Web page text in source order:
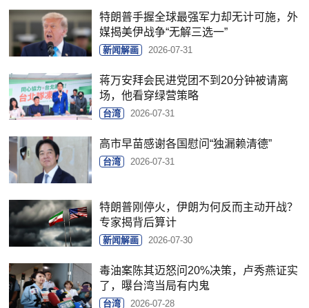
特朗普手握全球最强军力却无计可施，外
媒揭美伊战争“无解三选一”
新闻解画 2026-07-31
蒋万安拜会民进党团不到20分钟被请离
场，他看穿绿营策略
台湾 2026-07-31
高市早苗感谢各国慰问“独漏赖清德”
台湾 2026-07-31
特朗普刚停火，伊朗为何反而主动开战？
专家揭背后算计
新闻解画 2026-07-30
毒油案陈其迈怒问20%决策，卢秀燕证实
了，曝台湾当局有内鬼
台湾 2026-07-28